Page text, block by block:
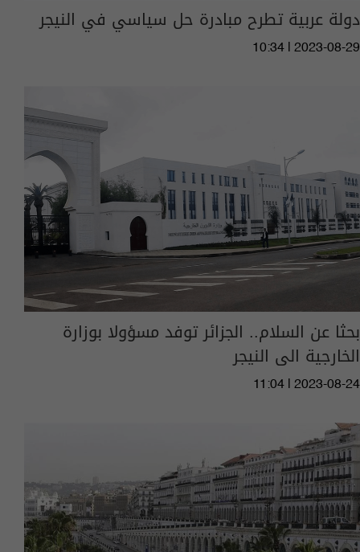
دولة عربية تطرح مبادرة حل سياسي في النيجر
10:34 | 2023-08-29
بحثا عن السلام.. الجزائر توفد مسؤولا بوزارة
الخارجية الى النيجر
11:04 | 2023-08-24